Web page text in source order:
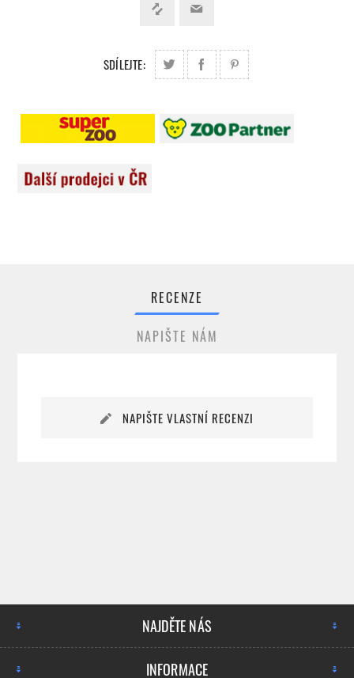
SDÍLEJTE:
RECENZE
NAPIŠTE NÁM
NAPIŠTE VLASTNÍ RECENZI
NAJDĚTE NÁS
INFORMACE